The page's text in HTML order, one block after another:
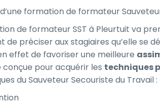
formation de formateur
de formateur SST à Pleurtuit va
de préciser aux stagiaires qu’elle se
effet de favoriser une meilleure
conçue pour acquérir les techniques
du Sauveteur Secouriste du Travail :